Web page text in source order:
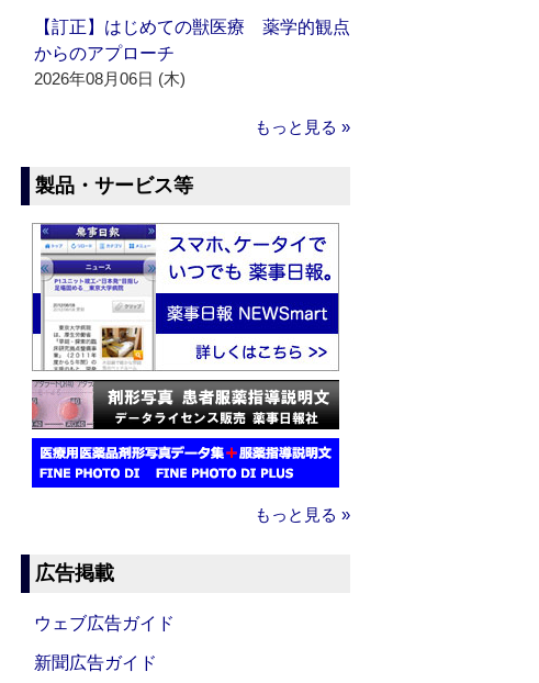
【訂正】はじめての獣医療 薬学的観点
からのアプローチ
2026年08月06日 (木)
もっと見る »
製品・サービス等
もっと見る »
広告掲載
ウェブ広告ガイド
新聞広告ガイド